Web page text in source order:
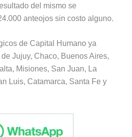
del mismo se
anteojos sin costo alguno.
de Capital Humano ya
Jujuy, Chaco, Buenos Aires,
Misiones, San Juan, La
Luis, Catamarca, Santa Fe y